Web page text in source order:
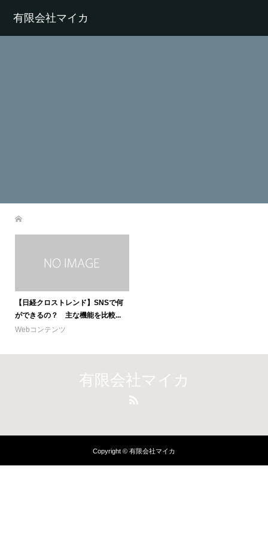
有限会社マイカ
【日経クロストレンド】SNSで何
ができるの？ 主な機能を比較...
Webコンテンツ
有限会社マイカ
Copyright © 有限会社マイカ